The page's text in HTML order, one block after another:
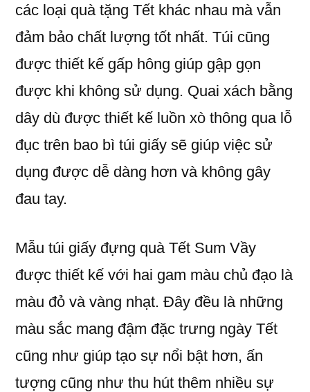
các loại quà tặng Tết khác nhau mà vẫn
đảm bảo chất lượng tốt nhất. Túi cũng
được thiết kế gấp hông giúp gập gọn
được khi không sử dụng. Quai xách bằng
dây dù được thiết kế luồn xò thông qua lỗ
đục trên bao bì túi giấy sẽ giúp việc sử
dụng được dễ dàng hơn và không gây
đau tay.
Mẫu túi giấy đựng quà Tết Sum Vầy
được thiết kế với hai gam màu chủ đạo là
màu đỏ và vàng nhạt. Đây đều là những
màu sắc mang đậm đặc trưng ngày Tết
cũng như giúp tạo sự nổi bật hơn, ấn
tượng cũng như thu hút thêm nhiều sự